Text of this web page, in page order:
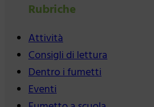
Rubriche
Attività
Consigli di lettura
Dentro i fumetti
Eventi